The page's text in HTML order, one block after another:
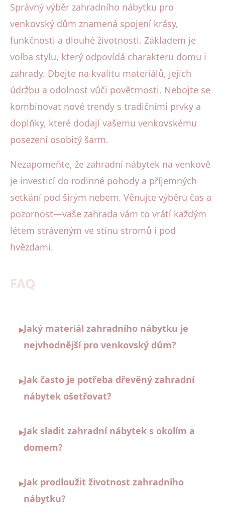
Správný výběr zahradního nábytku pro
venkovský dům znamená spojení krásy,
funkčnosti a dlouhé životnosti. Základem je
volba stylu, který odpovídá charakteru domu i
zahrady. Dbejte na kvalitu materiálů, jejich
údržbu a odolnost vůči povětrnosti. Nebojte se
kombinovat nové trendy s tradičními prvky a
doplňky, které dodají vašemu venkovskému
posezení osobitý šarm.
Nezapomeňte, že zahradní nábytek na venkově
je investicí do rodinné pohody a příjemných
setkání pod širým nebem. Věnujte výběru čas a
pozornost—vaše zahrada vám to vrátí každým
létem stráveným ve stínu stromů i pod
hvězdami.
FAQ
▸Jaký materiál zahradního nábytku je
nejvhodnější pro venkovský dům?
▸Jak často je potřeba dřevěný zahradní
nábytek ošetřovat?
▸Jak sladit zahradní nábytek s okolím a
domem?
▸Jak prodloužit životnost zahradního
nábytku?